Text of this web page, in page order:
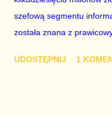
szefową segmentu
została znana z
marionetka partii
UDOSTĘPNIJ 1